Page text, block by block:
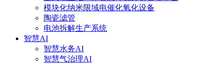
模块化纳米限域电催化氧化设备
陶瓷滤管
电池拆解生产系统
智慧AI
智慧水务AI
智慧气治理AI